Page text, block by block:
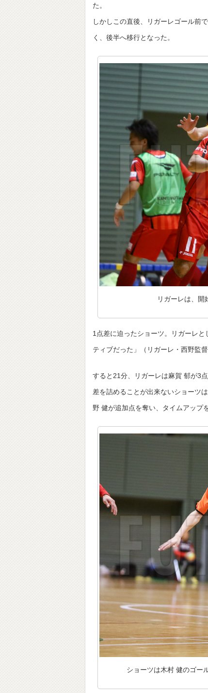
た。
しかしこの直後、リガーレゴール前
く、後半へ移行となった。
リガーレは、開
1点差に迫ったショーツ。リガーレ
ティブだった」（リガーレ・西野監
すると21分、リガーレは麻賀 郁が3
差を詰めることが出来ないショーツ
野 健が追加点を奪い、タイムアップ
ショーツは木村 健のゴー